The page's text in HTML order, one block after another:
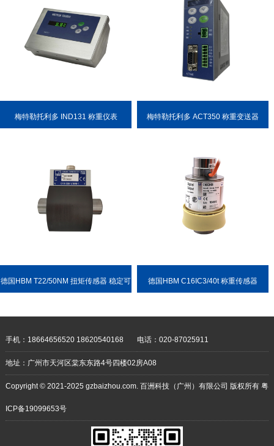
梅特勒托利多 IND131 称重仪表 梅特勒托利多 ACT350 称重变送器
德国HBM T22/50NM 扭矩传感器 稳定可 德国HBM C16IC3/40t 称重传感器
手机：18664656520 18620540168 电话：020-87025911
地址：广州市天河区棠东东路4号四楼02房A08
Copyright © 2021-2025 gzbaizhou.com. 百洲科技（广州）有限公司 版权所有 粤
ICP备19099653号